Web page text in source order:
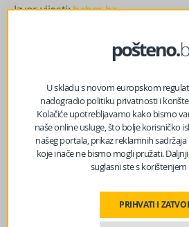
Izvor vijesti:haber.ba
Facebook
U skladu s novom europskom
nadogradio politiku privatnosti i
Kolačiće upotrebljavamo kako bismo
naše online usluge, što bolje korisničko
našeg portala, prikaz reklamnih
koje inače ne bismo mogli pružati.
suglasni ste s korištenjem
PRIHVATI I